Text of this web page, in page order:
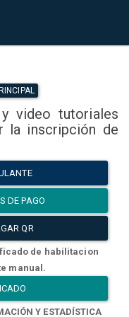
y video tutoriales
la inscripción de
DE PAGO
QR
de habilitacion
manual.
Y ESTADÍSTICA